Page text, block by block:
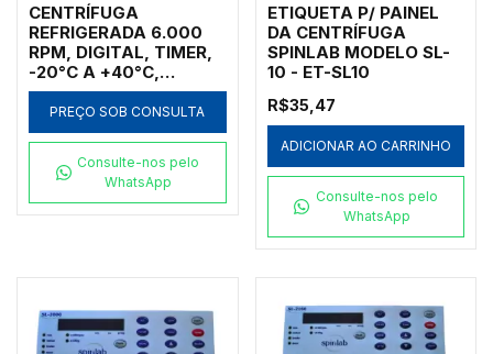
CENTRÍFUGA
REFRIGERADA 6.000
RPM, DIGITAL, TIMER,
-20°C A +40°C,
OPCIONALMENTE
PODERÁ VIR EQUIPADA
COM ROTORES
TAMPA, COM
CAPACIDADE PARA
12X15ML, 4X500ML,
MODELO TL-50R
PREÇO SOB CONSULTA
Consulte-nos pelo
WhatsApp
ETIQUETA P/ PAINEL
DA CENTRÍFUGA
SPINLAB MODELO SL-
10 - ET-SL10
R$35,47
ADICIONAR AO CARRINHO
Consulte-nos pelo
WhatsApp